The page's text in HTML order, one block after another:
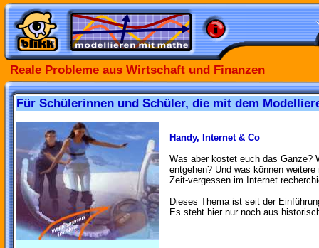
Reale Probleme aus Wirtschaft und Finanzen
Für Schülerinnen und Schüler, die mit dem
Handy, Internet & Co
Was aber kostet euch das Ganze?
entgehen? Und was können
Zeit-vergessen im Internet
Dieses Thema ist seit der
Es steht hier nur noch aus